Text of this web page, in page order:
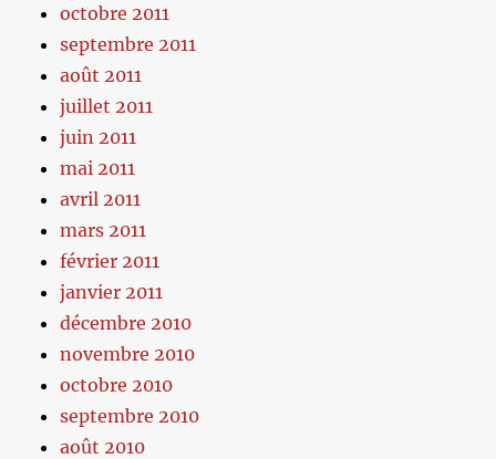
octobre 2011
septembre 2011
août 2011
juillet 2011
juin 2011
mai 2011
avril 2011
mars 2011
février 2011
janvier 2011
décembre 2010
novembre 2010
octobre 2010
septembre 2010
août 2010